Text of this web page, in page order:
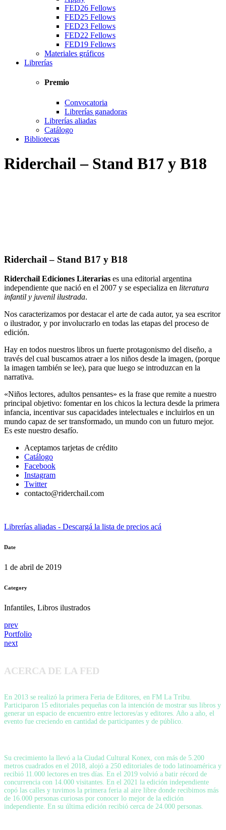
FED26 Fellows
FED25 Fellows
FED23 Fellows
FED22 Fellows
FED19 Fellows
Materiales gráficos
Librerías
Premio
Convocatoria
Librerías ganadoras
Librerías aliadas
Catálogo
Bibliotecas
Riderchail – Stand B17 y B18
Riderchail – Stand B17 y B18
Riderchail Ediciones Literarias es una editorial argentina
independiente que nació en el 2007 y se especializa en literatura
infantil y juvenil ilustrada.
Nos caracterizamos por destacar el arte de cada autor, ya sea escritor
o ilustrador, y por involucrarlo en todas las etapas del proceso de
edición.
Hay en todos nuestros libros un fuerte protagonismo del diseño, a
través del cual buscamos atraer a los niños desde la imagen, (porque
la imagen también se lee), para que luego se introduzcan en la
narrativa.
«Niños lectores, adultos pensantes» es la frase que remite a nuestro
principal objetivo: fomentar en los chicos la lectura desde la primera
infancia, incentivar sus capacidades intelectuales e incluirlos en un
mundo capaz de ser transformado, un mundo con un futuro mejor.
Es este nuestro desafío.
Aceptamos tarjetas de crédito
Catálogo
Facebook
Instagram
Twitter
contacto@riderchail.com
Librerías aliadas - Descargá la lista de precios acá
Date
1 de abril de 2019
Category
Infantiles, Libros ilustrados
prev
Portfolio
next
ACERCA DE LA FED
En 2013 se realizó la primera Feria de Editores, en FM La Tribu.
Participaron 15 editoriales pequeñas con la intención de mostrar sus libros y
generar un espacio de encuentro entre lectores/as y editores. Año a año, el
evento fue creciendo en cantidad de participantes y de público.
Su crecimiento la llevó a la Ciudad Cultural Konex, con más de 5.200
metros cuadrados en el 2018, alojó a 250 editoriales de todo latinoamérica y
recibió 11.000 lectores en tres días. En el 2019 volvió a batir récord de
concurrencia con 14.000 visitantes. En el 2021 la edición independiente
copó las calles y tuvimos la primera feria al aire libre donde recibimos más
de 16.000 personas curiosas por conocer lo mejor de la edición
independiente. En su última edición recibió cerca de 24.000 personas.